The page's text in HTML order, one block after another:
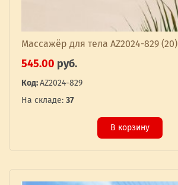
Массажёр для тела AZ2024-829 (20)
545.00 руб.
Код:AZ2024-829
На складе: 37
В корзину